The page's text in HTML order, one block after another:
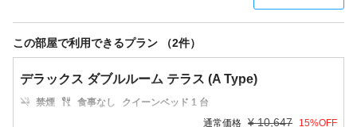
この部屋で利用できるプラン （2件）
デラックス ダブルルーム テラス (A Type)
禁煙 食事なし
クイーンベッド 1 台
通常価格 ¥ 10,647 15%OFF